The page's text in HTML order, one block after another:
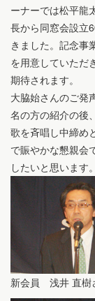
ーナーでは松平龍
長から同窓会設立
きました。記念事
を用意していただ
期待されます。
大脇始さんのご発
名の方の紹介の後
歌を斉唱し中締め
で賑やかな懇親会
したいと思います。
新会員 浅井 直